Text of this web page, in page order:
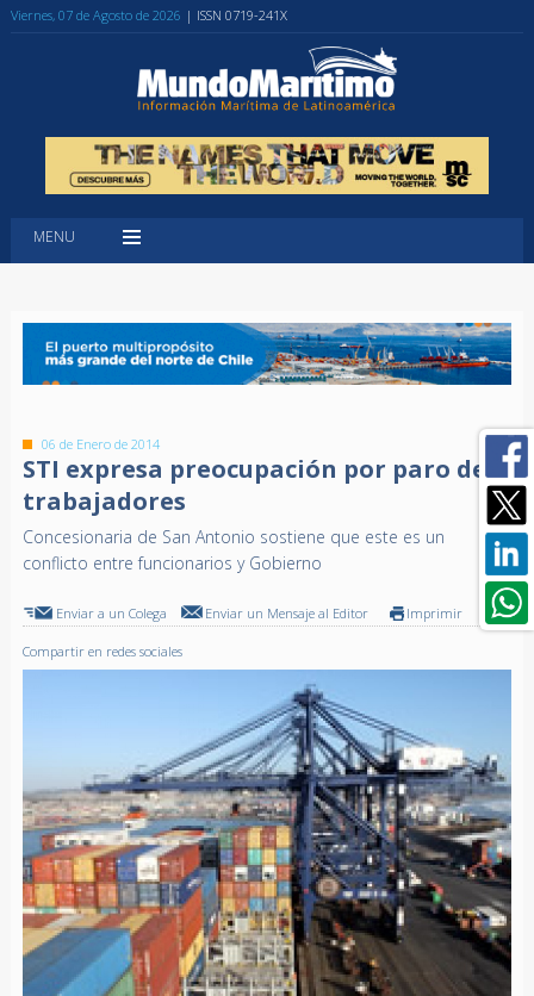
Viernes, 07 de Agosto de 2026 | ISSN 0719-241X
MENU
06 de Enero de 2014
STI expresa preocupación por paro de
trabajadores
Concesionaria de San Antonio sostiene que este es un
conflicto entre funcionarios y Gobierno
Enviar a un Colega Enviar un Mensaje al Editor Imprimir
Compartir en redes sociales